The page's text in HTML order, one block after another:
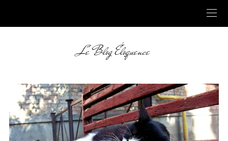
Le Blog Éloquence